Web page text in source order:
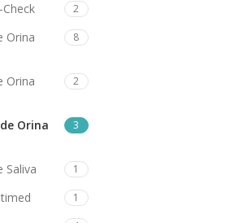
2
Orina
8
Orina
2
Orina
3
Saliva 1
1